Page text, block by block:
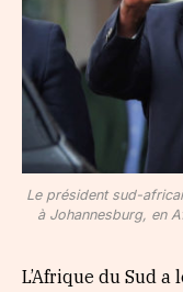
Le président sud-
à Johannesburg, en
L’Afrique du Sud